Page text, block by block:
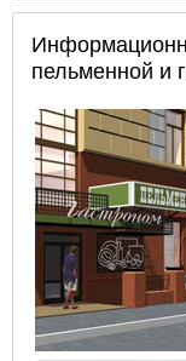
пельменной и